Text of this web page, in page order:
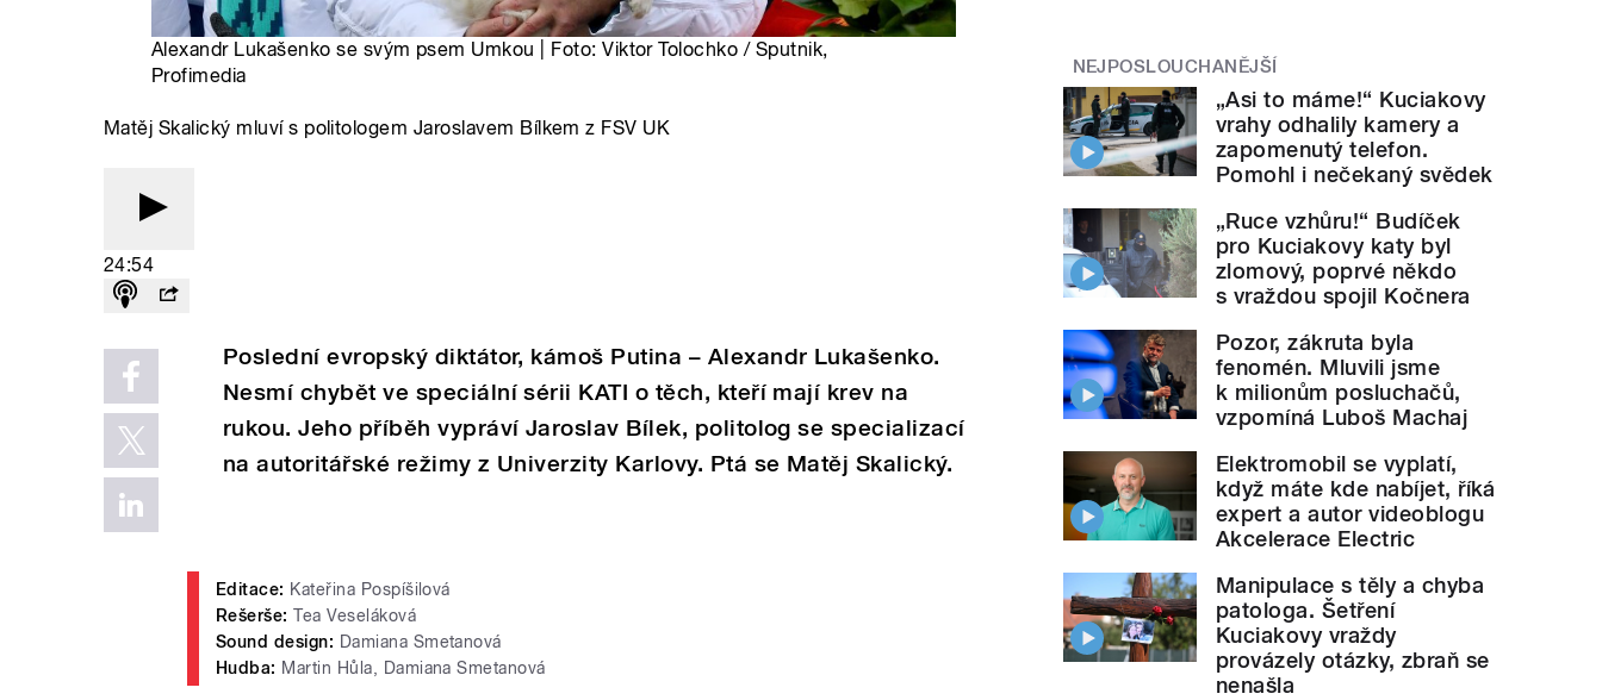
Alexandr Lukašenko se svým psem Umkou | Foto: Viktor Tolochko / Sputnik,
Profimedia
Matěj Skalický mluví s politologem Jaroslavem Bílkem z FSV UK
24:54
Poslední evropský diktátor, kámoš Putina – Alexandr Lukašenko.
Nesmí chybět ve speciální sérii KATI o těch, kteří mají krev na
rukou. Jeho příběh vypráví Jaroslav Bílek, politolog se specializací
na autoritářské režimy z Univerzity Karlovy. Ptá se Matěj Skalický.
Editace: Kateřina Pospíšilová
Rešerše:Tea Veseláková
Sound design: Damiana Smetanová
Hudba: Martin Hůla, Damiana Smetanová
NEJPOSLOUCHANĚJŠÍ
„Asi to máme!“ Kuciakovy
vrahy odhalily kamery a
zapomenutý telefon.
Pomohl i nečekaný svědek
„Ruce vzhůru!“ Budíček
pro Kuciakovy katy byl
zlomový, poprvé někdo
s vraždou spojil Kočnera
Pozor, zákruta byla
fenomén. Mluvili jsme
k milionům posluchačů,
vzpomíná Luboš Machaj
Elektromobil se vyplatí,
když máte kde nabíjet, říká
expert a autor videoblogu
Akcelerace Electric
Manipulace s těly a chyba
patologa. Šetření
Kuciakovy vraždy
provázely otázky, zbraň se
nenašla